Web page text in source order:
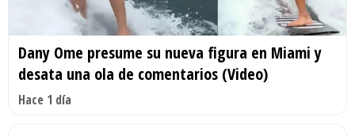
Dany Ome presume su nueva figura en Miami y
desata una ola de comentarios (Video)
Hace 1 día